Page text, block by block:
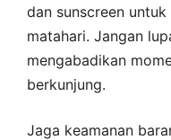
dan sunscreen
matahari. Jangan
mengabadikan
berkunjung.
Jaga keamanan